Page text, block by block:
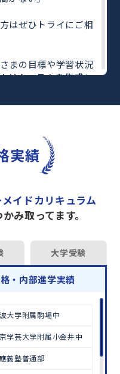
はぜひトライにご相
まの目標や学習状況
リキュラムを作成し
た教師がわかるまで
がわかる「AI学習診
強をナビゲートする
習コンテンツが
”を目指しません
ております。
実績
イドカリキュラム
み取ってます。
大学受験
・内部進学実績
大学附属駒場中
学芸大学附属小金井中
義塾普通部